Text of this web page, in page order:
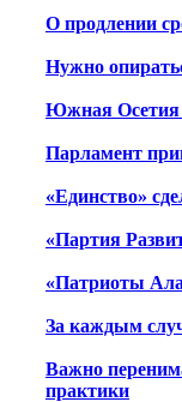
О продлении
Нужно
Южная Осетия
Парламент
«Единство»
«Партия
«Патриоты
За каждым
Важно
практики